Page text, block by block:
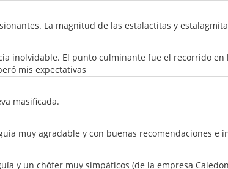
La magnitud de las estalactitas y
inolvidable. El punto culminante fue el recorrido
mis expectativas
masificada.
muy agradable y con buenas recomendaciones e
y un chófer muy simpáticos (de la empresa